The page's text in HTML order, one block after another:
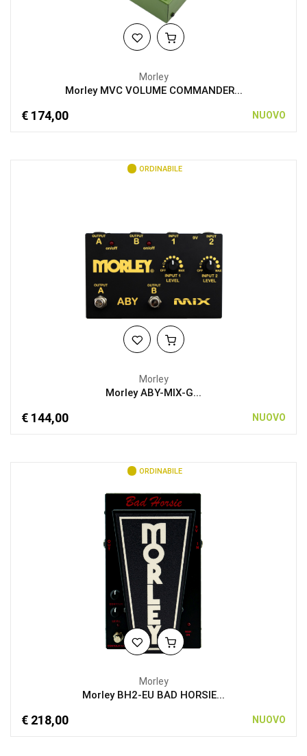
Morley
Morley MVC VOLUME COMMANDER...
€ 174,00 NUOVO
ORDINABILE
Morley
Morley ABY-MIX-G...
€ 144,00 NUOVO
ORDINABILE
Morley
Morley BH2-EU BAD HORSIE...
€ 218,00 NUOVO